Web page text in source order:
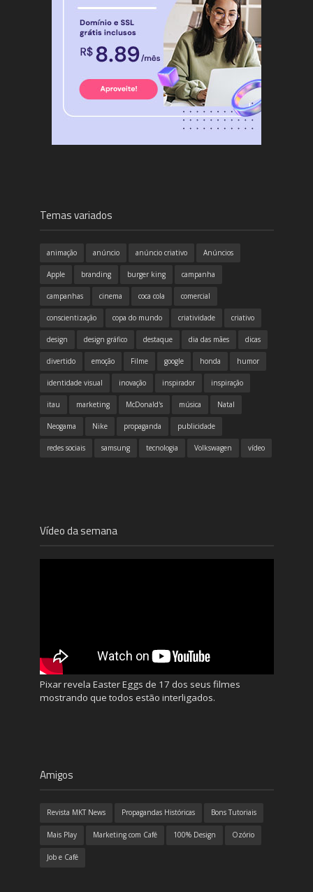
Temas variados
animação anúncio anúncio criativo Anúncios
Apple branding burger king campanha
campanhas cinema coca cola comercial
conscientização copa do mundo criatividade criativo
design design gráfico destaque dia das mães dicas
divertido emoção Filme google honda humor
identidade visual inovação inspirador inspiração
itau marketing McDonald's música Natal
Neogama Nike propaganda publicidade
redes sociais samsung tecnologia Volkswagen vídeo
Vídeo da semana
Pixar revela Easter Eggs de 17 dos seus filmes
mostrando que todos estão interligados.
Amigos
Revista MKT News Propagandas Históricas Bons Tutoriais
Mais Play Marketing com Café 100% Design Ozório
Job e Café